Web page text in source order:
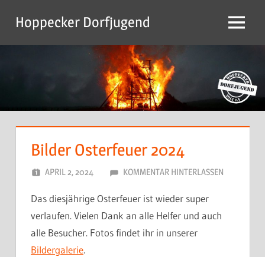
Inhalt
springen
Hoppecker Dorfjugend Menu
Bilder Osterfeuer 2024
APRIL 2, 2024 DORFJUGEND
KOMMENTAR HINTERLASSEN
Das diesjährige Osterfeuer ist wieder super
verlaufen. Vielen Dank an alle Helfer und auch
alle Besucher. Fotos findet ihr in unserer
Bildergalerie.